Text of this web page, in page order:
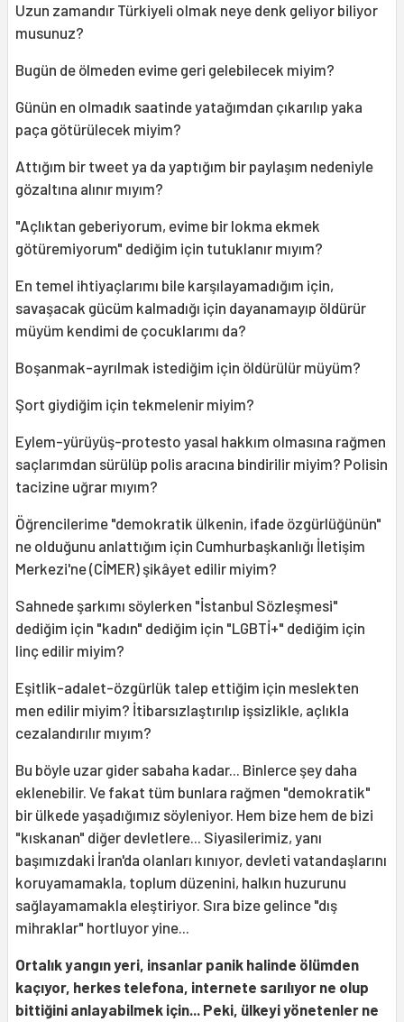
Uzun zamandır Türkiyeli olmak neye denk geliyor biliyor
musunuz?
Bugün de ölmeden evime geri gelebilecek miyim?
Günün en olmadık saatinde yatağımdan çıkarılıp yaka
paça götürülecek miyim?
Attığım bir tweet ya da yaptığım bir paylaşım nedeniyle
gözaltına alınır mıyım?
"Açlıktan geberiyorum, evime bir lokma ekmek
götüremiyorum" dediğim için tutuklanır mıyım?
En temel ihtiyaçlarımı bile karşılayamadığım için,
savaşacak gücüm kalmadığı için dayanamayıp öldürür
müyüm kendimi de çocuklarımı da?
Boşanmak-ayrılmak istediğim için öldürülür müyüm?
Şort giydiğim için tekmelenir miyim?
Eylem-yürüyüş-protesto yasal hakkım olmasına rağmen
saçlarımdan sürülüp polis aracına bindirilir miyim? Polisin
tacizine uğrar mıyım?
Öğrencilerime "demokratik ülkenin, ifade özgürlüğünün"
ne olduğunu anlattığım için Cumhurbaşkanlığı İletişim
Merkezi'ne (CİMER) şikâyet edilir miyim?
Sahnede şarkımı söylerken "İstanbul Sözleşmesi"
dediğim için "kadın" dediğim için "LGBTİ+" dediğim için
linç edilir miyim?
Eşitlik-adalet-özgürlük talep ettiğim için meslekten
men edilir miyim? İtibarsızlaştırılıp işsizlikle, açlıkla
cezalandırılır mıyım?
Bu böyle uzar gider sabaha kadar... Binlerce şey daha
eklenebilir. Ve fakat tüm bunlara rağmen "demokratik"
bir ülkede yaşadığımız söyleniyor. Hem bize hem de bizi
"kıskanan" diğer devletlere... Siyasilerimiz, yanı
başımızdaki İran'da olanları kınıyor, devleti vatandaşlarını
koruyamamakla, toplum düzenini, halkın huzurunu
sağlayamamakla eleştiriyor. Sıra bize gelince "dış
mihraklar" hortluyor yine...
Ortalık yangın yeri, insanlar panik halinde ölümden
kaçıyor, herkes telefona, internete sarılıyor ne olup
bittiğini anlayabilmek için... Peki, ülkeyi yönetenler ne